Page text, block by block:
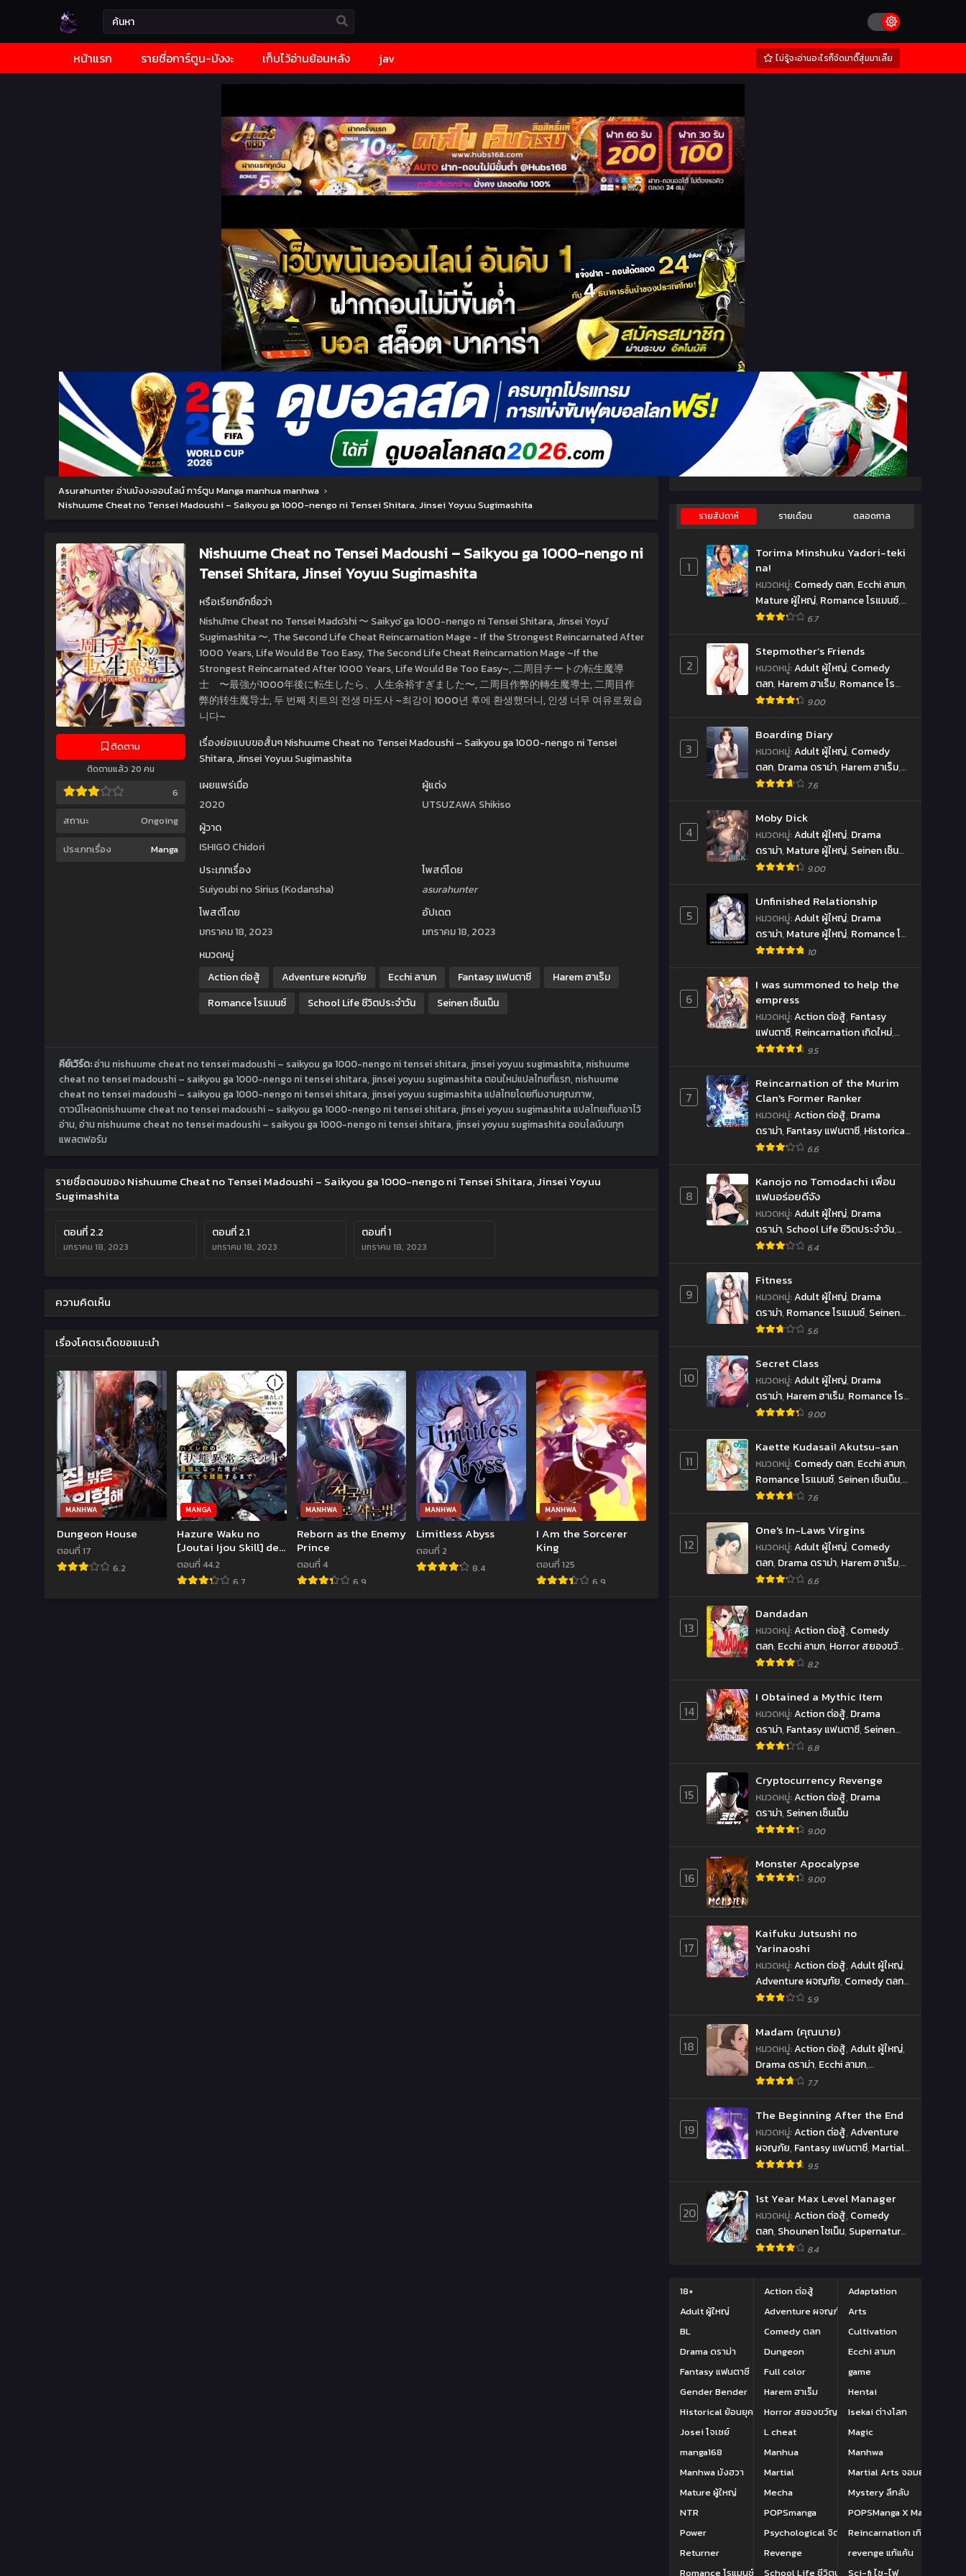
หน้าแรก รายชื่อการ์ตูน-มังงะ เก็บไว้อ่านย้อนหลัง jav ไม่รู้จะอ่านอะไรก็จัดมาดิ๊สุ่มมาเล๊ย
Asurahunter อ่านมังงะออนไลน์ การ์ตูน Manga manhua manhwa ›
Nishuume Cheat no Tensei Madoushi – Saikyou ga 1000-nengo ni Tensei Shitara, Jinsei Yoyuu Sugimashita
ติดตาม
ติดตามแล้ว 20 คน
6
สถานะ Ongoing
ประเภทเรื่อง Manga
Nishuume Cheat no Tensei Madoushi – Saikyou ga 1000-nengo ni
Tensei Shitara, Jinsei Yoyuu Sugimashita
หรือเรียกอีกชื่อว่า
Nishūme Cheat no Tensei Madōshi 〜 Saikyō ga 1000-nengo ni Tensei Shitara, Jinsei Yoyū
Sugimashita 〜, The Second Life Cheat Reincarnation Mage - If the Strongest Reincarnated After
1000 Years, Life Would Be Too Easy, The Second Life Cheat Reincarnation Mage ~If the
Strongest Reincarnated After 1000 Years, Life Would Be Too Easy~, 二周目チートの転生魔導
士 〜最強が1000年後に転生したら、人生余裕すぎました〜, 二周目作弊的轉生魔導士, 二周目作
弊的转生魔导士, 두 번째 치트의 전생 마도사 ~최강이 1000년 후에 환생했더니, 인생 너무 여유로웠습
니다~
เรื่องย่อแบบขอสั้นๆ Nishuume Cheat no Tensei Madoushi – Saikyou ga 1000-nengo ni Tensei
Shitara, Jinsei Yoyuu Sugimashita
เผยแพร่เมื่อ
2020
ผู้แต่ง
UTSUZAWA Shikiso
ผู้วาด
ISHIGO Chidori
ประเภทเรื่อง
Suiyoubi no Sirius (Kodansha)
โพสต์โดย
asurahunter
โพสต์โดย
มกราคม 18, 2023
อัปเดต
มกราคม 18, 2023
หมวดหมู่
Action ต่อสู้
Adventure ผจญภัย Ecchi ลามก Fantasy แฟนตาซี
Harem ฮาเร็ม
Romance โรแมนซ์
School Life ชีวิตประจำวัน Seinen เซ็นเน็น
คีย์เวิร์ด:อ่าน nishuume cheat no tensei madoushi – saikyou ga 1000-nengo ni tensei shitara, jinsei yoyuu sugimashita, nishuume
cheat no tensei madoushi – saikyou ga 1000-nengo ni tensei shitara, jinsei yoyuu sugimashita ตอนใหม่แปลไทยที่แรก, nishuume
cheat no tensei madoushi – saikyou ga 1000-nengo ni tensei shitara, jinsei yoyuu sugimashita แปลไทยโดยทีมงานคุณภาพ,
ดาวน์โหลดnishuume cheat no tensei madoushi – saikyou ga 1000-nengo ni tensei shitara, jinsei yoyuu sugimashita แปลไทยเก็บเอาไว้
อ่าน, อ่าน nishuume cheat no tensei madoushi – saikyou ga 1000-nengo ni tensei shitara, jinsei yoyuu sugimashita ออนไลน์บนทุก
แพลตฟอร์ม
รายชื่อตอนของ Nishuume Cheat no Tensei Madoushi – Saikyou ga 1000-nengo ni Tensei Shitara, Jinsei Yoyuu
Sugimashita
ตอนที่ 2.2
มกราคม 18, 2023
ตอนที่ 2.1
มกราคม 18, 2023
ตอนที่ 1
มกราคม 18, 2023
ความคิดเห็น
เรื่องโคตรเด็ดขอแนะนำ
MANHWA
Dungeon House
ตอนที่ 17
6.2
MANGA
Hazure Waku no
[Joutai Ijou Skill] de
Saikyou ni Natta Ore
ga Subete wo Juurin
Suru made
ตอนที่ 44.2
6.7
MANHWA
Reborn as the Enemy
Prince
ตอนที่ 4
6.9
MANHWA
Limitless Abyss
ตอนที่ 2
8.4
MANHWA
I Am the Sorcerer
King
ตอนที่ 125
6.9
รายสัปดาห์ รายเดือน ตลอดกาล
1
Torima Minshuku Yadori-teki
na!
หมวดหมู่:Comedy ตลก, Ecchi ลามก,
Mature ผู้ใหญ่, Romance โรแมนซ์,
Seinen เซ็นเน็น,
6.7
2
Stepmother’s Friends
หมวดหมู่:Adult ผู้ใหญ่, Comedy
ตลก, Harem ฮาเร็ม, Romance โร
แมนซ์,Seinen เซ็นเน็น
9.00
3
Boarding Diary
หมวดหมู่:Adult ผู้ใหญ่, Comedy
ตลก, Drama ดราม่า, Harem ฮาเร็ม,
Romance โรแมนซ์
7.6
4
Moby Dick
หมวดหมู่:Adult ผู้ใหญ่, Drama
ดราม่า, Mature ผู้ใหญ่, Seinen เซ็น
เน็น,Smut 9.00
5
Unfinished Relationship
หมวดหมู่:Adult ผู้ใหญ่, Drama
ดราม่า, Mature ผู้ใหญ่, Romance โร
แมนซ์,Smut ,Yaoi
10
6
I was summoned to help the
empress
หมวดหมู่:Action ต่อสู้, Fantasy
แฟนตาซี, Reincarnation เกิดใหม่,
System ระบบ9.5
7
Reincarnation of the Murim
Clan's Former Ranker
หมวดหมู่:Action ต่อสู้, Drama
ดราม่า, Fantasy แฟนตาซี, Historical
ย้อนยุค,Martial Arts จอมยุทธ์
6.6
8
Kanojo no Tomodachi เพื่อน
แฟนอร่อยดีจัง
หมวดหมู่:Adult ผู้ใหญ่, Drama
ดราม่า, School Life ชีวิตประจำวัน,
Seinen เซ็นเน็น
6.4
9
Fitness
หมวดหมู่:Adult ผู้ใหญ่, Drama
ดราม่า, Romance โรแมนซ์, Seinen
เซ็นเน็น
5.6
10
Secret Class
หมวดหมู่:Adult ผู้ใหญ่, Drama
ดราม่า, Harem ฮาเร็ม, Romance โร
แมนซ์,Seinen เซ็นเน็น
9.00
11
Kaette Kudasai! Akutsu-san
หมวดหมู่:Comedy ตลก, Ecchi ลามก,
Romance โรแมนซ์, Seinen เซ็นเน็น,
Slice of Life ชีวิตประจำวัน
7.6
12
One's In-Laws Virgins
หมวดหมู่:Adult ผู้ใหญ่, Comedy
ตลก, Drama ดราม่า, Harem ฮาเร็ม,
Romance โรแมนซ์
6.6
13
Dandadan
หมวดหมู่:Action ต่อสู้, Comedy
ตลก, Ecchi ลามก, Horror สยองขวัญ
Romance โรแมนซ์
โชเน็น,Supernatural เหนือธรรมชาติ
8.2
14
I Obtained a Mythic Item
หมวดหมู่:Action ต่อสู้, Drama
ดราม่า, Fantasy แฟนตาซี, Seinen
เซ็นเน็น
6.8
15
Cryptocurrency Revenge
หมวดหมู่:Action ต่อสู้, Drama
ดราม่า, Seinen เซ็นเน็น
9.00
16
Monster Apocalypse
9.00
17
Kaifuku Jutsushi no
Yarinaoshi
หมวดหมู่:Action ต่อสู้,Adult ผู้ใหญ่,
Adventure ผจญภัย, Comedy ตลก,
Drama ดราม่า,
Seinen เซ็นเน็น
5.9
18
Madam (คุณนาย)
หมวดหมู่:Action ต่อสู้,Adult ผู้ใหญ่,
Drama ดราม่า, Ecchi ลามก,
Historical ย้อนยุค
7.7
19
The Beginning After the End
หมวดหมู่:Action ต่อสู้,Adventure
ผจญภัย, Fantasy แฟนตาซี, Martial
Arts จอมยุทธ์,Mature ผู้ใหญ่
โรแมนซ์,School Life ชีวิตประจำวัน
Supernatural เหนือธรรมชาติ
9.5
20
1st Year Max Level Manager
หมวดหมู่:Action ต่อสู้, Comedy
ตลก, Shounen โชเน็น, Supernatural
เหนือธรรมชาติ
8.4
18+ Action ต่อสู้
Adaptation
Adult ผู้ใหญ่
Adventure ผจญภัย
Arts
BL
Comedy ตลก
Cultivation
Drama ดราม่า
Dungeon
Ecchi ลามก
Fantasy แฟนตาซี
Full color
game
Gender Bender
Harem ฮาเร็ม
Hentai
Historical ย้อนยุค
Horror สยองขวัญ
Isekai ต่างโลก
Josei โจเซย์
L cheat
Magic
manga168
Manhua
Manhwa
Manhwa มังฮวา
Martial
Martial Arts จอมยุทธ์
Mature ผู้ใหญ่
Mecha
Mystery ลึกลับ
NTR
POPSmanga
POPSManga X Manga168
Power
Psychological จิตวิทยาReincarnation เกิดใหม่
Returner
Revenge
revenge แก้แค้น
Romance โรแมนซ์
School Life ชีวิตประจำวันSci-fi ไซ-ไฟ